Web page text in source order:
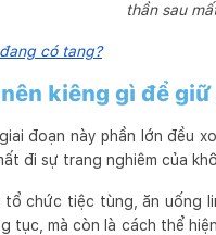
thần sau
có tang?
kiêng gì để
đoạn này phần lớn đều
đi sự trang nghiêm của
chức tiệc tùng, ăn uống
tục, mà còn là cách thể